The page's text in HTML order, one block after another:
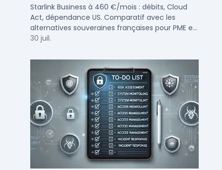
françaises 2026
Starlink Business à 460 €/mois : débits, Cloud
Act, dépendance US. Comparatif avec les
alternatives souveraines françaises pour PME et
ETI multi-sites. Avis terrain et critères de choix
30 juil.